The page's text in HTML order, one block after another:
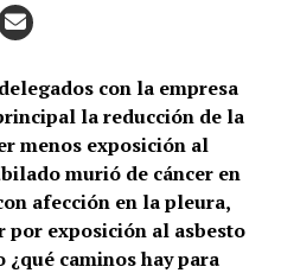
con la empresa
la reducción de la
menos exposición al
murió de cáncer en
afección en la pleura,
por exposición al asbesto
¿qué caminos hay para